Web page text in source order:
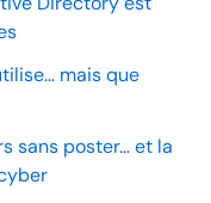
mais que
sans poster… et la